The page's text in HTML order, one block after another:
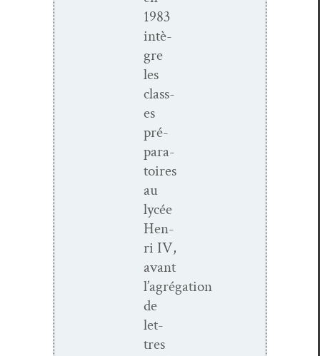
1983
intè­
gre
les
class­
es
pré­
para­
toires
au
lycée
Hen­
ri IV,
avant
l’agrégation
de
let­
tres